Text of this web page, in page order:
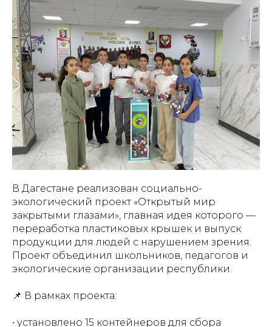
В Дагестане реализован социально-
экологический проект «Открытый мир
закрытыми глазами», главная идея которого —
переработка пластиковых крышек и выпуск
продукции для людей с нарушением зрения.
Проект объединил школьников, педагогов и
экологические организации республики.
📌 В рамках проекта:
• установлено 15 контейнеров для сбора